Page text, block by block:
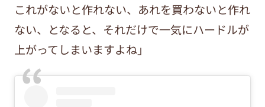
これがないと作れない、あれを買わないと作れ
ない、となると、それだけで一気にハードルが
上がってしまいますよね」